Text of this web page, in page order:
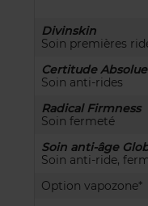
Divinskin
Soin premières
Certitude Absolue
Soin anti-rides
Radical Firmness
Soin fermeté
Soin anti-âge
Soin anti-ride,
Option vapozone*